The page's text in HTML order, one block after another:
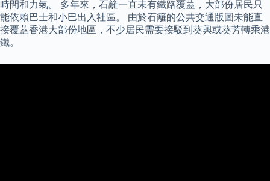
時間和力氣。 多年來，石籬一直未有鐵路覆蓋，大部份居民只
能依賴巴士和小巴出入社區。 由於石籬的公共交通版圖未能直
接覆蓋香港大部份地區，不少居民需要接駁到葵興或葵芳轉乘港
鐵。